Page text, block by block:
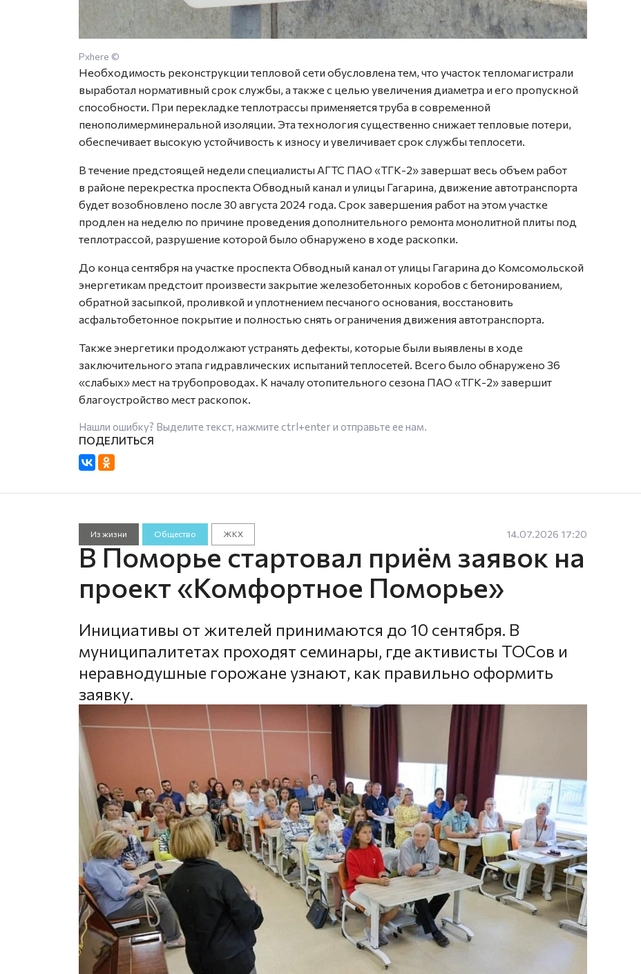
Pxhere ©
Необходимость реконструкции тепловой сети обусловлена тем, что участок тепломагистрали
выработал нормативный срок службы, а также с целью увеличения диаметра и его пропускной
способности. При перекладке теплотрассы применяется труба в современной
пенополимерминеральной изоляции. Эта технология существенно снижает тепловые потери,
обеспечивает высокую устойчивость к износу и увеличивает срок службы теплосети.
В течение предстоящей недели специалисты АГТС ПАО «ТГК-2» завершат весь объем работ
в районе перекрестка проспекта Обводный канал и улицы Гагарина, движение автотранспорта
будет возобновлено после 30 августа 2024 года. Срок завершения работ на этом участке
продлен на неделю по причине проведения дополнительного ремонта монолитной плиты под
теплотрассой, разрушение которой было обнаружено в ходе раскопки.
До конца сентября на участке проспекта Обводный канал от улицы Гагарина до Комсомольской
энергетикам предстоит произвести закрытие железобетонных коробов с бетонированием,
обратной засыпкой, проливкой и уплотнением песчаного основания, восстановить
асфальтобетонное покрытие и полностью снять ограничения движения автотранспорта.
Также энергетики продолжают устранять дефекты, которые были выявлены в ходе
заключительного этапа гидравлических испытаний теплосетей. Всего было обнаружено 36
«слабых» мест на трубопроводах. К началу отопительного сезона ПАО «ТГК-2» завершит
благоустройство мест раскопок.
Нашли ошибку? Выделите текст, нажмите ctrl+enterи отправьте ее нам.
Из жизни Общество ЖКХ 14.07.2026 17:20
В Поморье стартовал приём заявок на
проект «Комфортное Поморье»
Инициативы от жителей принимаются до 10 сентября. В
муниципалитетах проходят семинары, где активисты ТОСов и
неравнодушные горожане узнают, как правильно оформить
заявку.